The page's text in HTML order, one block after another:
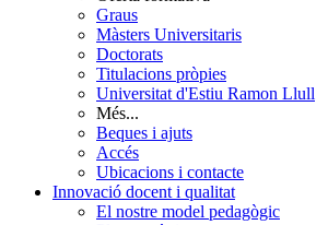
Graus
Màsters Universitaris
Doctorats
Titulacions pròpies
Universitat d'Estiu Ramon Llull
Més...
Beques i ajuts
Accés
Ubicacions i contacte
Innovació docent i qualitat
El nostre model pedagògic